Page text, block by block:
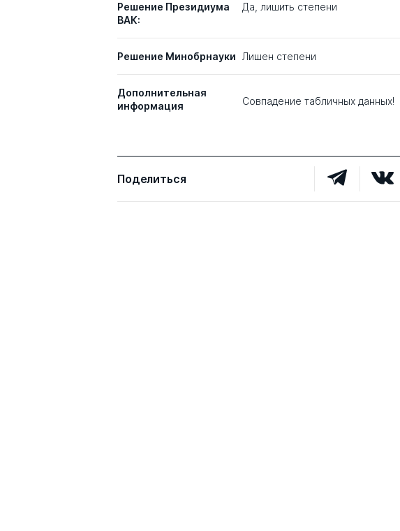
Решение Президиума
ВАК:
Да, лишить степени
Решение Минобрнауки Лишен степени
Дополнительная
информация
Совпадение табличных данных!
Поделиться